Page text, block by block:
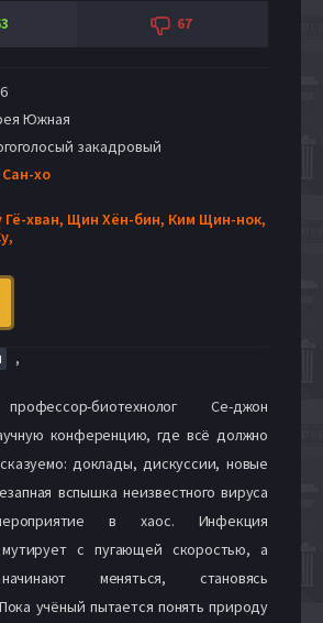
67
Южная
закадровый
Сан-хо
Гё-хван, Щин Хён-бин, Ким Щин-нок,
,
биотехнолог Се-джон
конференцию, где всё должно
доклады, дискуссии, новые
вспышка неизвестного вируса
в хаос. Инфекция
с пугающей скоростью, а
меняться, становясь
учёный пытается понять природу